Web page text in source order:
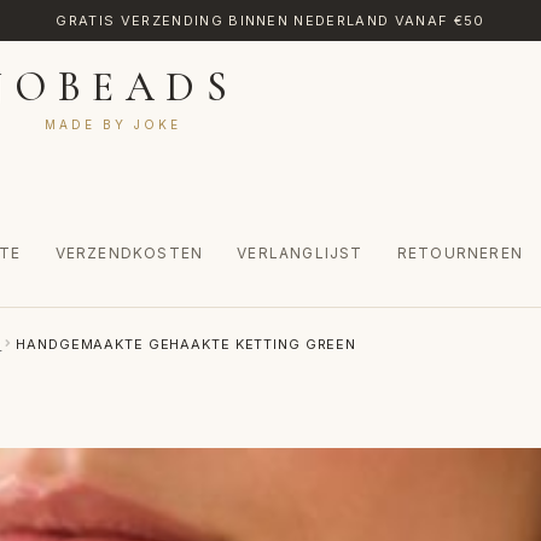
GRATIS VERZENDING BINNEN NEDERLAND VANAF €50
MADE BY JOKE
VERZENDKOSTEN VERLANGLIJST RETOURNEREN
MIJN ACCOUNT RETOURNEREN TRANSLATE VERLANGLIJST
HANDGEMAAKTE GEHAAKTE KETTING GREEN